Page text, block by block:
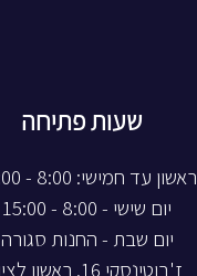
שעות פתיחה
ראשון עד חמישי: 8:00 - 20:00
יום שישי - 8:00 - 15:00
יום שבת - החנות סגורה
ז'בוטינסקי 16, ראשון לציון